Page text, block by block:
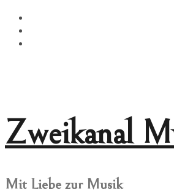
Springe
zum
Inhalt
Zweikanal
Mit Liebe zur Musik